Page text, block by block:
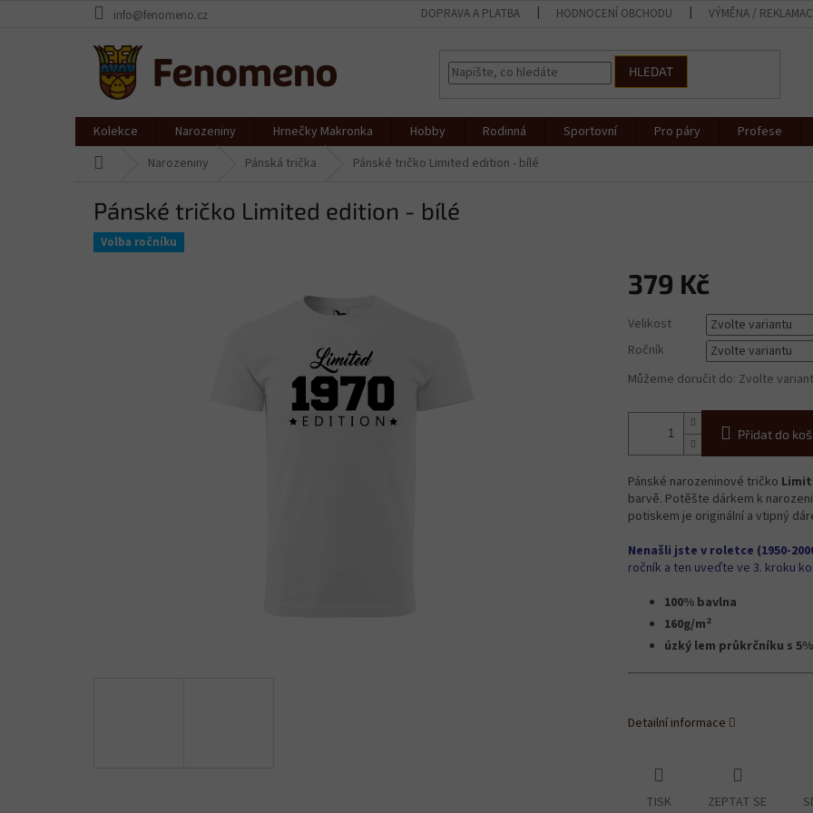
info@fenomeno.cz DOPRAVA A PLATBA HODNOCENÍ OBCHODU VÝMĚNA /
HLEDAT
Kolekce Narozeniny Hrnečky Makronka Hobby Rodinná Sportovní Pro páry Profese
Narozeniny Pánská trička Pánské tričko Limited edition - bílé
Pánské tričko Limited edition - bílé
Volba ročníku
379 Kč
cena:
Velikost
Ročník
Můžeme doručit do: Zvolte
Přidat do
Pánské narozeninové tričko
barvě. Potěšte dárkem k
potiskem je originální a vtipný
Nenašli jste v roletce (1950-
ročník a ten uveďte ve 3. kroku
100% bavlna
160g/m2
úzký lem průkrčníku s
Detailní informace
TISK ZEPTAT SE